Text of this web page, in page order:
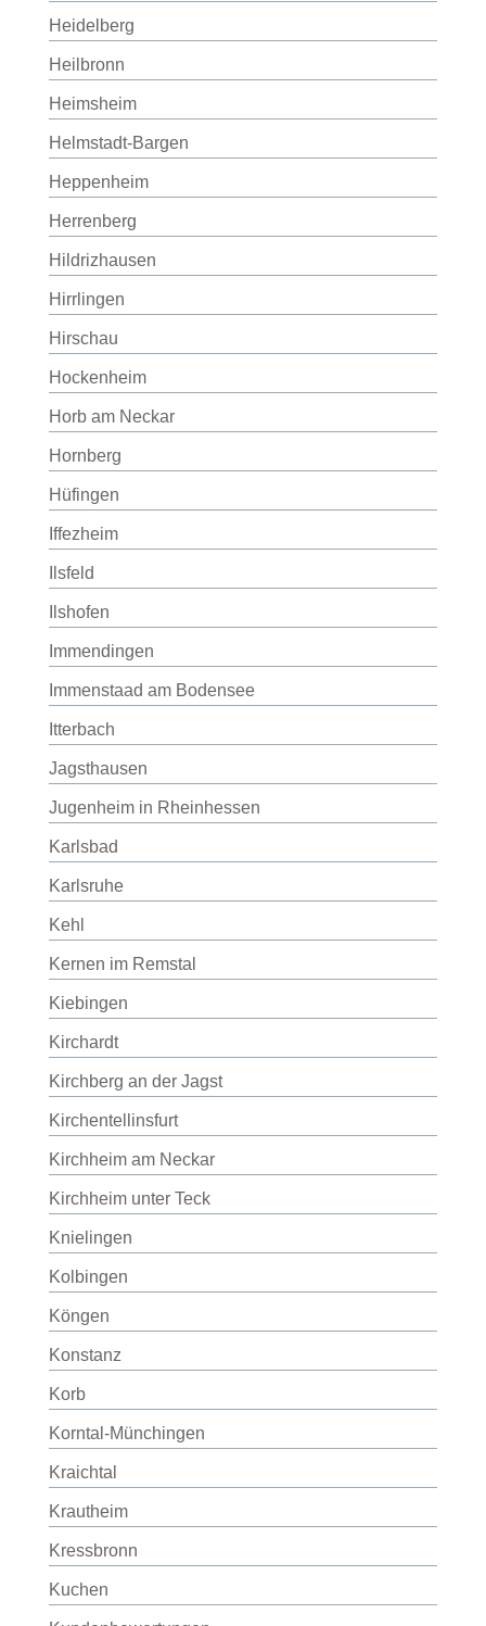
Heidelberg
Heilbronn
Heimsheim
Helmstadt-Bargen
Heppenheim
Herrenberg
Hildrizhausen
Hirrlingen
Hirschau
Hockenheim
Horb am Neckar
Hornberg
Hüfingen
Iffezheim
Ilsfeld
Ilshofen
Immendingen
Immenstaad am Bodensee
Itterbach
Jagsthausen
Jugenheim in Rheinhessen
Karlsbad
Karlsruhe
Kehl
Kernen im Remstal
Kiebingen
Kirchardt
Kirchberg an der Jagst
Kirchentellinsfurt
Kirchheim am Neckar
Kirchheim unter Teck
Knielingen
Kolbingen
Köngen
Konstanz
Korb
Korntal-Münchingen
Kraichtal
Krautheim
Kressbronn
Kuchen